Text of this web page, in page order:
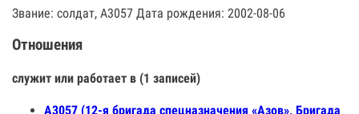
Звание: солдат, А3057 Дата рождения: 2002-08-06
Отношения
служит или работает в (1 записей)
А3057 (12-я бригада спецназначения «Азов», Бригада